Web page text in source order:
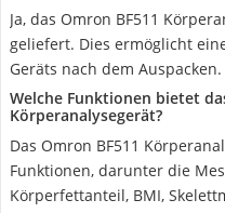
Ja, das Omron BF511
geliefert. Dies ermöglicht
Geräts nach dem Auspacken.
Welche Funktionen bietet
Körperanalysegerät?
Das Omron BF511
Funktionen, darunter die
Körperfettanteil, BMI,